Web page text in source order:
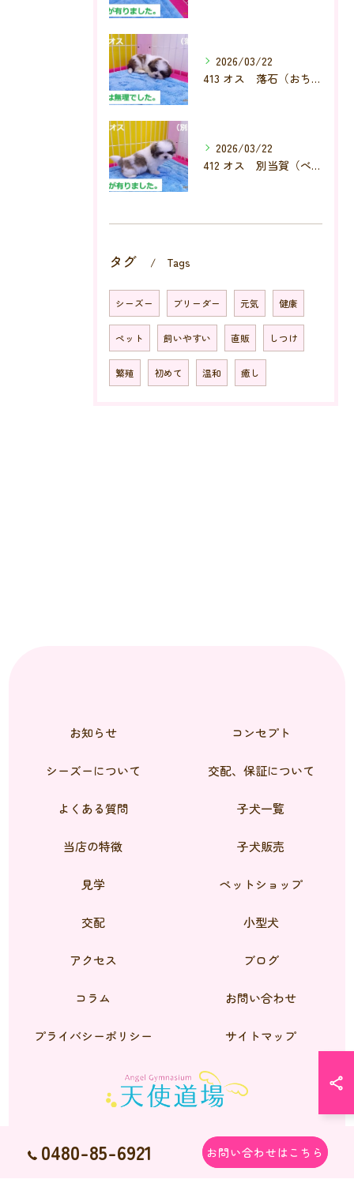
2026/03/22
413 オス 落石（おちいし）
2026/03/22
412 オス 別当賀（べっとが）
タグ Tags
シーズー ブリーダー 元気 健康
ペット 飼いやすい 直販 しつけ
繁殖 初めて 温和 癒し
0480-85-6921 お問い合わせはこちら
お知らせ コンセプト
シーズーについて 交配、保証について
よくある質問 子犬一覧
当店の特徴 子犬販売
見学 ペットショップ
交配 小型犬
アクセス ブログ
コラム お問い合わせ
プライバシーポリシー サイトマップ
© 2026 シーズーのブリーダーなら天使道場 ALL RIGHTS RESERVED.